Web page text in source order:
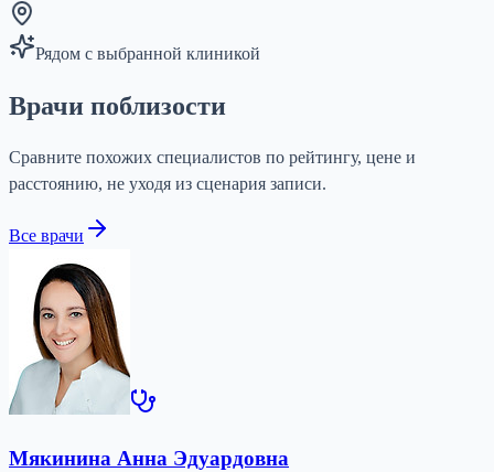
Рядом с выбранной клиникой
Врачи поблизости
Сравните похожих специалистов по рейтингу, цене и
расстоянию, не уходя из сценария записи.
Все врачи
Мякинина Анна Эдуардовна